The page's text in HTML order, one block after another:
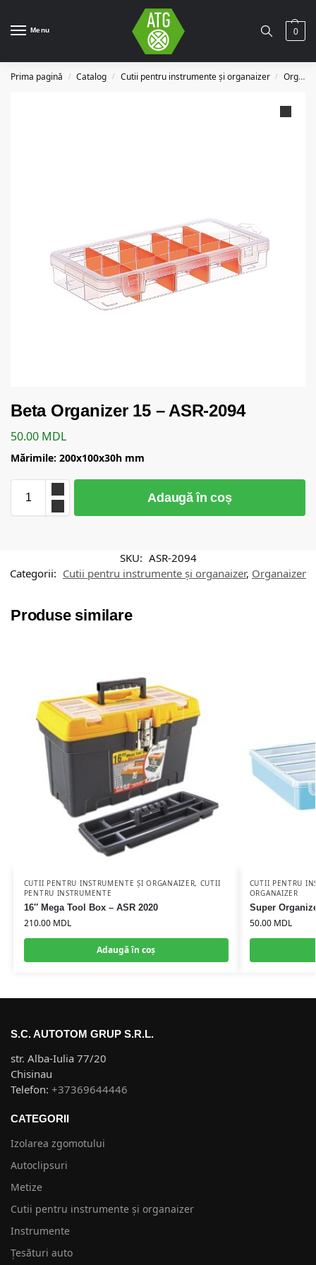
Menu 0
Prima pagină / Catalog / Cutii pentru instrumente și organaizer / Organaizer
Beta Organizer 15 – ASR-2094
50.00 MDL
Mărimile: 200x100x30h mm
Adaugă în coș
SKU: ASR-2094
Categorii: Cutii pentru instrumente și organaizer, Organaizer
Produse similare
CUTII PENTRU INSTRUMENTE ȘI ORGANAIZER, CUTII
PENTRU INSTRUMENTE
16″ Mega Tool Box – ASR 2020
210.00 MDL
Adaugă în coș
CUTII PENTRU
ORGANAIZER
Super
50.00 MDL
S.C. AUTOTOM GRUP S.R.L.
str. Alba-Iulia 77/20
Chisinau
Telefon: +37369644446
CATEGORII
Izolarea zgomotului
Autoclipsuri
Metize
Cutii pentru instrumente și organaizer
Instrumente
Țesături auto